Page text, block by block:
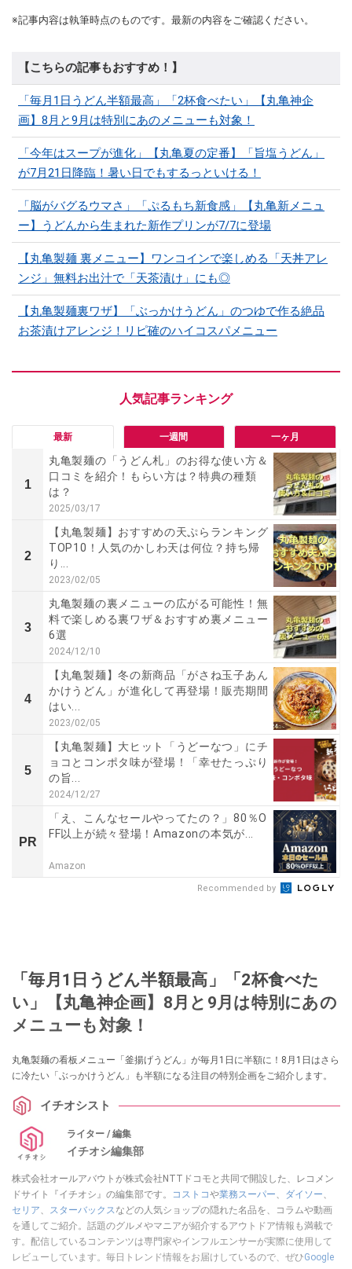
※記事内容は執筆時点のものです。最新の内容をご確認ください。
【こちらの記事もおすすめ！】
「毎月1日うどん半額最高」「2杯食べたい」【丸亀神企
画】8月と9月は特別にあのメニューも対象！
「今年はスープが進化」【丸亀夏の定番】「旨塩うどん」
が7月21日降臨！暑い日でもするっといける！
「脳がバグるウマさ」「ぷるもち新食感」【丸亀新メニュ
ー】うどんから生まれた新作プリンが7/7に登場
【丸亀製麺 裏メニュー】ワンコインで楽しめる「天丼アレ
ンジ」無料お出汁で「天茶漬け」にも◎
【丸亀製麺裏ワザ】「ぶっかけうどん」のつゆで作る絶品
お茶漬けアレンジ！リピ確のハイコスパメニュー
最新 一週間 一ヶ月
1
丸亀製麺の「うどん札」のお得な使い方＆
口コミを紹介！もらい方は？特典の種類
は？
2025/03/17
2
【丸亀製麺】おすすめの天ぷらランキング
TOP10！人気のかしわ天は何位？持ち帰
り...
2023/02/05
3
丸亀製麺の裏メニューの広がる可能性！無
料で楽しめる裏ワザ＆おすすめ裏メニュー
6選
2024/12/10
4
【丸亀製麺】冬の新商品「がさね玉子あん
かけうどん」が進化して再登場！販売期間
はい...
2023/02/05
5
【丸亀製麺】大ヒット「うどーなつ」にチ
ョコとコンポタ味が登場！「幸せたっぷり
の旨...
2024/12/27
PR
「え、こんなセールやってたの？」80％O
FF以上が続々登場！Amazonの本気が...
Amazon
Recommended by
「毎月1日うどん半額最高」「2杯食べた
い」【丸亀神企画】8月と9月は特別にあの
メニューも対象！
丸亀製麺の看板メニュー「釜揚げうどん」が毎月1日に半額に！8月1日はさら
に冷たい「ぶっかけうどん」も半額になる注目の特別企画をご紹介します。
イチオシスト
ライター / 編集
イチオシ編集部
株式会社オールアバウトが株式会社NTTドコモと共同で開設した、レコメン
ドサイト『イチオシ』の編集部です。
コストコや業務スーパー、 ダイソー、
セリア、 スターバックスなどの人気ショップの隠れた名品を、コラムや動画
を通してご紹介。話題のグルメやマニアが紹介するアウトドア情報も満載で
す。配信しているコンテンツは専門家やインフルエンサーが実際に使用して
レビューしています。毎日トレンド情報をお届けしているので、ぜひGoogle